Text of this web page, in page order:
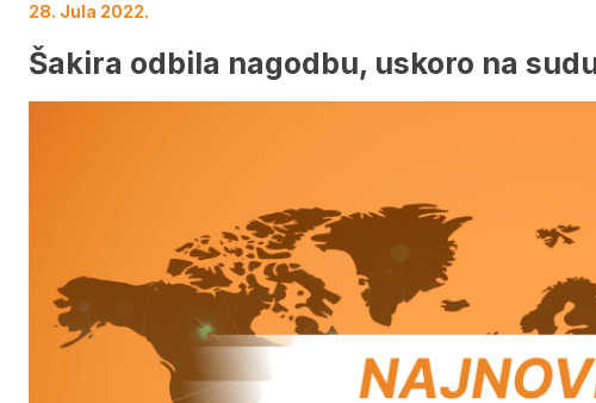
28. Jula 2022.
Šakira odbila nagodbu, uskoro na